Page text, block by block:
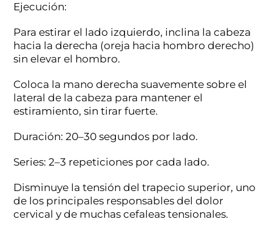
Ejecución:
Para estirar el lado izquierdo, inclina la cabeza
hacia la derecha (oreja hacia hombro derecho)
sin elevar el hombro.
Coloca la mano derecha suavemente sobre el
lateral de la cabeza para mantener el
estiramiento, sin tirar fuerte.
Duración: 20–30 segundos por lado.
Series: 2–3 repeticiones por cada lado.
Disminuye la tensión del trapecio superior, uno
de los principales responsables del dolor
cervical y de muchas cefaleas tensionales.